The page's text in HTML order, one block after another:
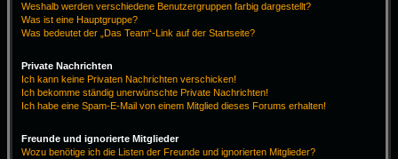
Weshalb werden verschiedene Benutzergruppen farbig dargestellt?
Was ist eine Hauptgruppe?
Was bedeutet der „Das Team“-Link auf der Startseite?
Private Nachrichten
Ich kann keine Privaten Nachrichten verschicken!
Ich bekomme ständig unerwünschte Private Nachrichten!
Ich habe eine Spam-E-Mail von einem Mitglied dieses Forums erhalten!
Freunde und ignorierte Mitglieder
Wozu benötige ich die Listen der Freunde und ignorierten Mitglieder?